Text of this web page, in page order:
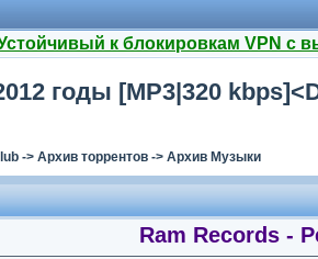
к блокировкам VPN с
годы [MP3|320
-> Архив торрентов-> Архив Музыки
Ram Records -